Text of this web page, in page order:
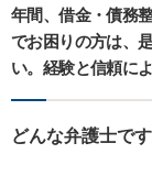
年間、借金・債務
でお困りの方は、
い。経験と信頼に
どんな弁護士で